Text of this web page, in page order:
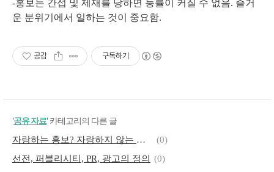
-홍보는 간섭 및 제재를 당하면 능률이 커질 수 없음. 즐거
운 분위기에서 일하는 것이 중요함.
공감 구독하기
'공유 자료' 카테고리의 다른 글
자랑하는 홍보? 자랑하지 않는 홍보? 박원순 시장의 글
(0)
선전, 퍼블리시티, PR, 광고의 정의
(0)